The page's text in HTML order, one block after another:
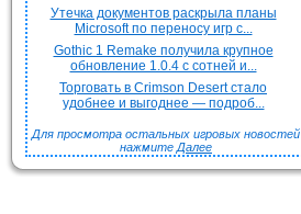
Утечка документов раскрыла планы
Microsoft по переносу игр с...
Gothic 1 Remake получила крупное
обновление 1.0.4 с сотней и...
Торговать в Crimson Desert стало
удобнее и выгоднее — подроб...
Для просмотра остальных игровых новостей
нажмите Далее